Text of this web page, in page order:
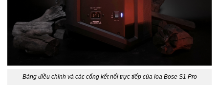
Bảng điều chỉnh và các cổng kết nối trực tiếp của loa Bose S1 Pro